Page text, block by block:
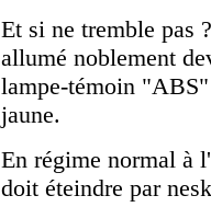
Et si ne tremble pas
allumé noblement
lampe-témoin
jaune.
En régime normal à
doit éteindre par